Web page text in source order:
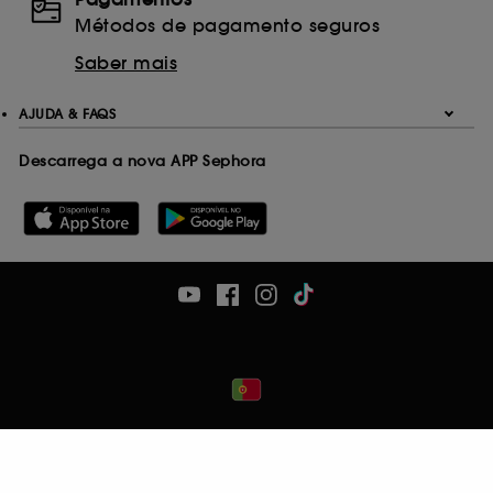
Métodos de pagamento seguros
Saber mais
AJUDA & FAQS
Descarrega a nova APP Sephora